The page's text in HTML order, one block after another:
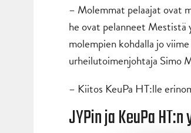
– Molemmat pelaajat ovat
he ovat pelanneet
molempien kohdalla jo
urheilutoimenjohtaja Simo
– Kiitos KeuPa HT:lle
JYPin ja KeuPa